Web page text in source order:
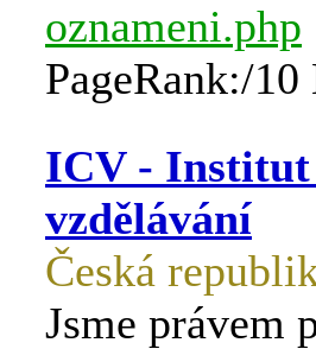
oznameni.php
PageRank:/
ICV -
vzdělávání
Česká
Jsme právem